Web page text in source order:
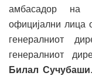
амбасадор на
официјални лица
генералниот
генералниот
Билал Сучубаши